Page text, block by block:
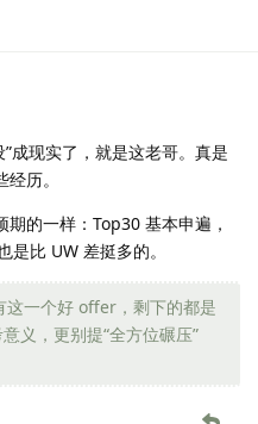
”成现实了，就是这老哥。真是
历。
的一样：Top30 基本申遍，
比 UW 差挺多的。
这一个好 offer，剩下的都是
义，更别提“全方位碾压”